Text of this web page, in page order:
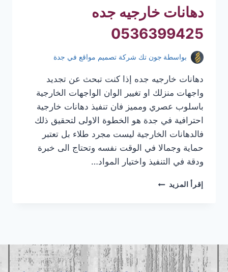
دهانات خارجيه جده
0536399425
بواسطة جون تك شركة تصميم مواقع في جدة
دهانات خارجيه جده إذا كنت تبحث عن تجديد
واجهات منزلك او تغيير الوان الواجهات الخارجية
باسلوب عصري ومميز فان تنفيذ دهانات خارجية
احترافية في جدة هو الخطوة الاولى لتحقيق ذلك
فالدهانات الخارجية ليست مجرد طلاء بل تعتبر
حماية وجمالا في الوقت نفسه وتحتاج الى خبرة
ودقة في التنفيذ واختيار المواد…
إقرأ المزيد دهانات
خارجيه
جده
|